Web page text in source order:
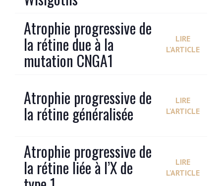
Atrophie progressive de
la rétine due à la
mutation CNGA1
LIRE
L'ARTICLE
Atrophie progressive de
la rétine généralisée
LIRE
L'ARTICLE
Atrophie progressive de
la rétine liée à l’X de
LIRE
L'ARTICLE